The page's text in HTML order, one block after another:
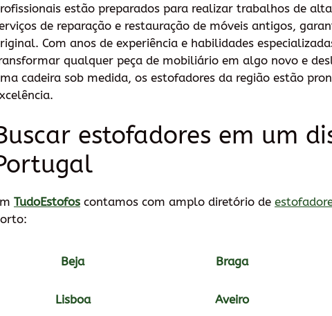
estão preparados para realizar trabalhos de
de reparação e restauração de móveis antigos,
Com anos de experiência e habilidades
qualquer peça de mobiliário em algo novo e
cadeira sob medida, os estofadores da região estão
estofadores em um
TudoEstofos contamos com amplo diretório de
Beja Braga
Lisboa Aveiro